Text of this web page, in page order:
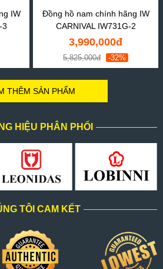
IW
3
Đồng hồ nam chính hãng IW
CARNIVAL IW731G-2
3,990,000đ
5,825,000đ -32%
THÊM SẢN PHẨM
HIỆU PHÂN PHỐI
TÔI CAM KẾT